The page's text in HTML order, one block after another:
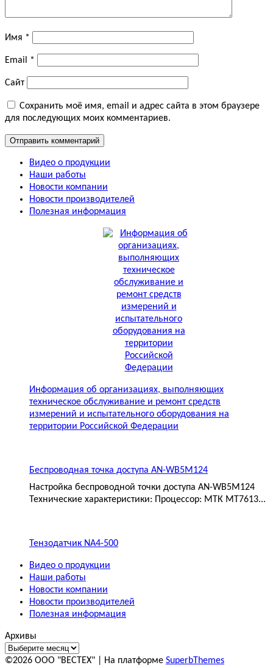
Имя *
Email *
Сайт
Сохранить моё имя, email и адрес сайта в этом браузере
для последующих моих комментариев.
Видео о продукции
Наши работы
Новости компании
Новости производителей
Полезная информация
Информация об организациях, выполняющих
техническое обслуживание и ремонт средств
измерений и испытательного оборудования на
территории Российской Федерации
Беспроводная точка доступа AN-WB5M124
Настройка беспроводной точки доступа AN-WB5M124
Технические характеристики: Процессор: МТК MT7613...
Тензодатчик NA4-500
Видео о продукции
Наши работы
Новости компании
Новости производителей
Полезная информация
Архивы
©2026 ООО "ВЕСТЕХ" | На платформе SuperbThemes